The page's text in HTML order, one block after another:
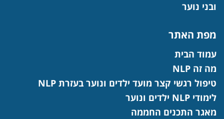
ובני נוער
מפת האתר
עמוד הבית
מה זה NLP
טיפול רגשי קצר מועד ילדים ונוער בעזרת NLP
לימודי NLP ילדים ונוער
מאגר התכנים החממה